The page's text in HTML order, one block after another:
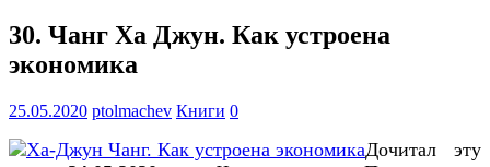
30. Чанг Ха Джун. Как устроена
экономика
25.05.2020 ptolmachev Книги 0
Дочитал эту